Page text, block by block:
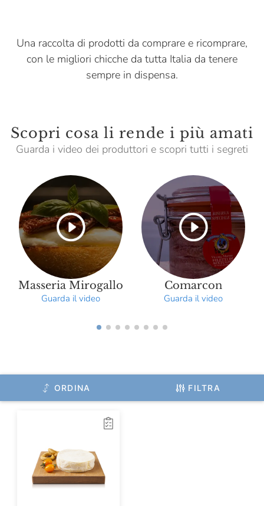
Una raccolta di prodotti da comprare e ricomprare,
con le migliori chicche da tutta Italia da tenere
sempre in dispensa.
Scopri cosa li rende i più amati
Guarda i video dei produttori e scopri tutti i segreti
Masseria Mirogallo
Guarda il video
Comarcon
Guarda il video
ORDINA FILTRA
Lurisia
Masseria Mirogallo
Massimo Rattalino
Menabrea
Michelis
Molecola
Monviso
Mulino Marino
Officina Nobili Bontà
Oroazzurro
Pan Dei Massi
Panificio Tossini